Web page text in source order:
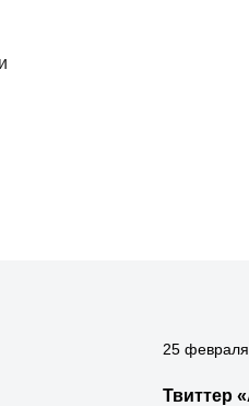
25 февраля